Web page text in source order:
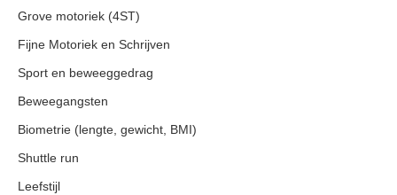
Grove motoriek (4ST)
Fijne Motoriek en Schrijven
Sport en beweeggedrag
Beweegangsten
Biometrie (lengte, gewicht, BMI)
Shuttle run
Leefstijl